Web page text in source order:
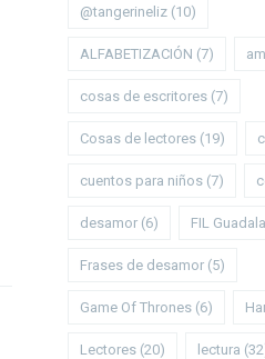
@tangerineliz (10)
ALFABETIZACIÓN (7)
cosas de escritores (7)
Cosas de lectores (19)
cuentos para niños (7)
desamor (6) FIL
Frases de desamor (5)
Game Of Thrones (6)
Lectores (20) lectura